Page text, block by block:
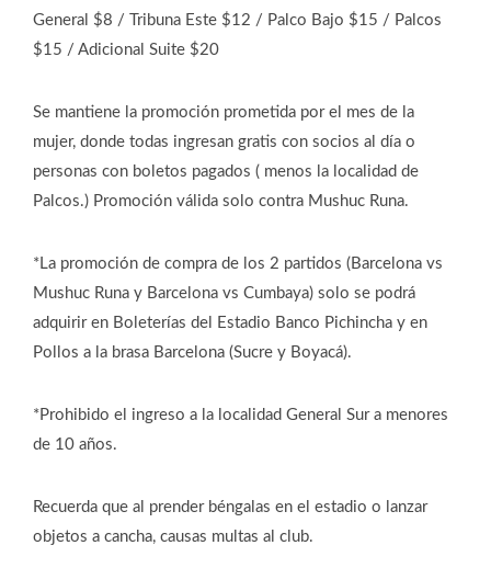
General $8 / Tribuna Este $12 / Palco Bajo $15 / Palcos
$15 / Adicional Suite $20
Se mantiene la promoción prometida por el mes de la
mujer, donde todas ingresan gratis con socios al día o
personas con boletos pagados ( menos la localidad de
Palcos.) Promoción válida solo contra Mushuc Runa.
*La promoción de compra de los 2 partidos (Barcelona vs
Mushuc Runa y Barcelona vs Cumbaya) solo se podrá
adquirir en Boleterías del Estadio Banco Pichincha y en
Pollos a la brasa Barcelona (Sucre y Boyacá).
*Prohibido el ingreso a la localidad General Sur a menores
de 10 años.
Recuerda que al prender béngalas en el estadio o lanzar
objetos a cancha, causas multas al club.